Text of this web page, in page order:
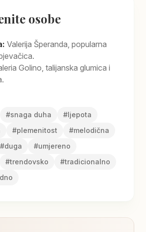
osobe
Valerija Šperanda, popularna
Golino, talijanska glumica i
#snaga duha #ljepota
#plemenitost #melodična
#duga #umjereno
#trendovsko #tradicionalno